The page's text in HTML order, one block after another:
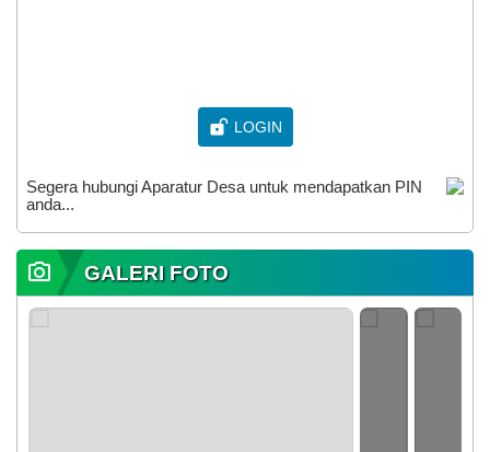
LOGIN
Segera hubungi Aparatur Desa untuk mendapatkan PIN
anda...
GALERI FOTO